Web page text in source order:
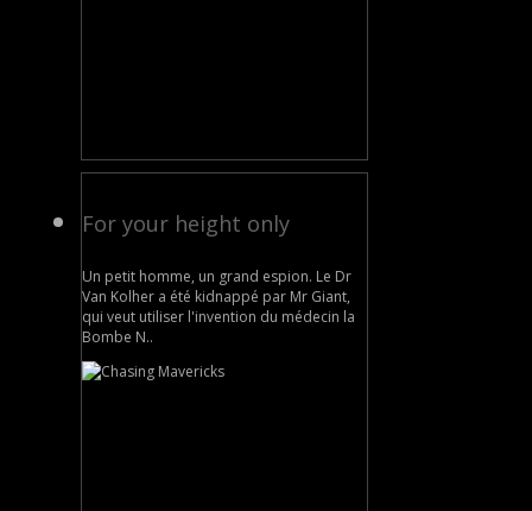
For your height only
Un petit homme, un grand espion. Le Dr
Van Kolher a été kidnappé par Mr Giant,
qui veut utiliser l'invention du médecin la
Bombe N..